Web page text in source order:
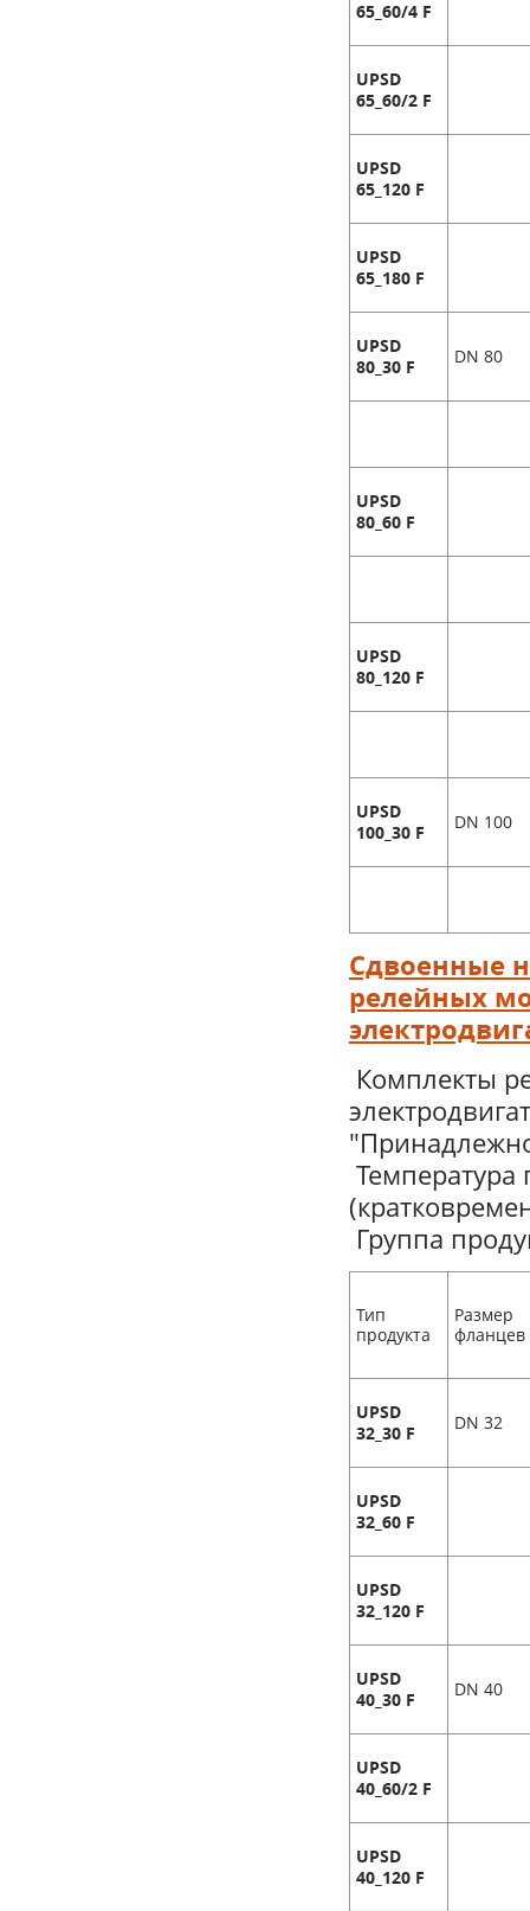
65_60/4 F
UPSD
65_60/2 F
UPSD
65_120 F
UPSD
65_180 F
UPSD
80_30 F
DN 80
UPSD
80_60 F
UPSD
80_120 F
UPSD
100_30 F
DN 100
Сдвоенные
релейных
Комплекты
Температура
Группа
Тип
продукта
Размер
фланцев
UPSD
32_30 F
DN 32
UPSD
32_60 F
UPSD
32_120 F
UPSD
40_30 F
DN 40
UPSD
40_60/2 F
UPSD
40_120 F